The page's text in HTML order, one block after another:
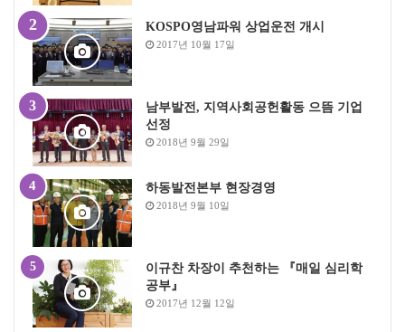
KOSPO영남파워 상업운전 개시
2017년 10월 17일
남부발전, 지역사회공헌활동 으뜸 기업
선정
2018년 9월 29일
하동발전본부 현장경영
2018년 9월 10일
이규찬 차장이 추천하는 『매일 심리학
공부』
2017년 12월 12일